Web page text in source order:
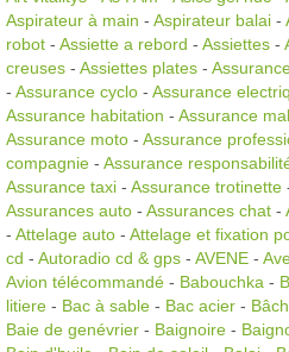
Aspirateur à main - Aspirateur balai -
robot - Assiette a rebord - Assiettes -
creuses - Assiettes plates -
- Assurance cyclo - Assurance
Assurance habitation - Assurance
Assurance moto - Assurance
compagnie - Assurance
Assurance taxi - Assurance trotinette
Assurances auto - Assurances chat -
- Attelage auto - Attelage et fixation
cd - Autoradio cd & gps - AVENE -
Avion télécommandé - Babouchka -
litiere - Bac à sable - Bac acier -
Baie de genévrier - Baignoire -